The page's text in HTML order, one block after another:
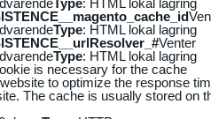
Type: HTML lokal lagring
Venter
Type: HTML lokal lagring
is necessary for the cache
to optimize the response
The cache is usually stored on